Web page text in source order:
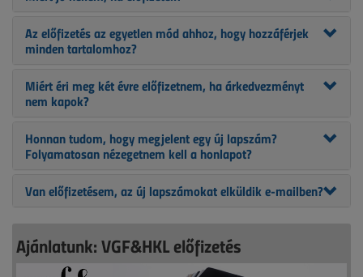
Az előfizetés az egyetlen mód ahhoz, hogy hozzáférjek
minden tartalomhoz?
Miért éri meg két évre előfizetnem, ha árkedvezményt
nem kapok?
Honnan tudom, hogy megjelent egy új lapszám?
Folyamatosan nézegetnem kell a honlapot?
Van előfizetésem, az új lapszámokat elküldik e-mailben?
Ajánlatunk: VGF&HKL előfizetés